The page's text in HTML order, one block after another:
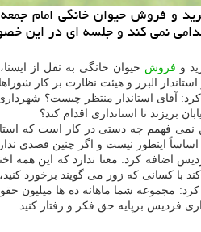
و فروش حیوان خانگی امام
نمی كند و جلسه ای در این
و فروش حیوان خانگی به نقل از
البرز و هیئت نظارت بر كار
كرد: آقای استاندار منتظر چیست؟
بریزند تا استانداری اقدام كند؟
نمی فهمم چه دستی در كار است كه
اساساً اینطور نیست و اگر چنین قصدی
اضافه كرد: معنا ندارد كه این همه
با كسانی كه زور می گویند برخورد
كرد: مجموعه شما ماهانه ده ها میلیون
فردیس برپایه حق فكر و رفتار كنید.